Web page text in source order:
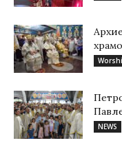
NEWS